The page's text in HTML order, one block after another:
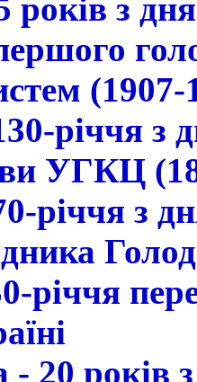
років з
(1907-
річчя з
УГКЦ
річчя з
річчя
- 20 років